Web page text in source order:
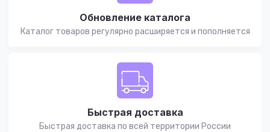
Обновление каталога
Каталог товаров регулярно расширяется и пополняется
Быстрая доставка
Быстрая доставка по всей территории России